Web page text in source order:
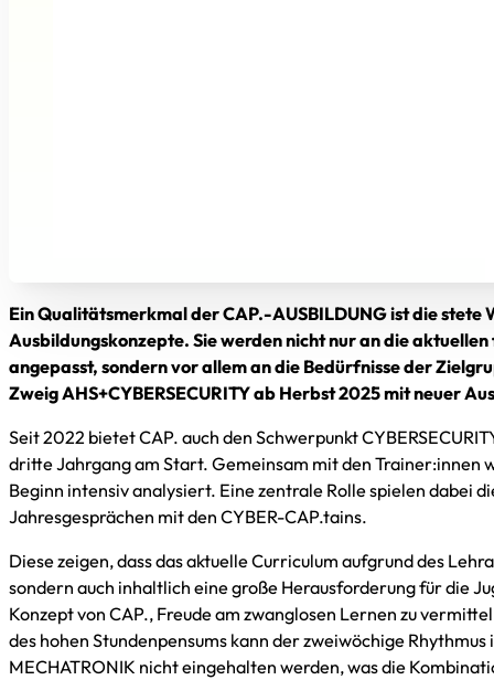
Ein Qualitätsmerkmal der CAP.-AUSBILDUNG ist die stete
Ausbildungskonzepte. Sie werden nicht nur an die
angepasst, sondern vor allem an die Bedürfnisse der
Zweig AHS+CYBERSECURITY ab Herbst 2025 mit neuer
Seit 2022 bietet CAP. auch den Schwerpunkt
dritte Jahrgang am Start. Gemeinsam mit den Trainer:innen
Beginn intensiv analysiert. Eine zentrale Rolle spielen dabei
Jahresgesprächen mit den CYBER-CAP.tains.
Diese zeigen, dass das aktuelle Curriculum aufgrund des
sondern auch inhaltlich eine große Herausforderung für die
Konzept von CAP., Freude am zwanglosen Lernen zu
des hohen Stundenpensums kann der zweiwöchige Rhythmus
MECHATRONIK nicht eingehalten werden, was die